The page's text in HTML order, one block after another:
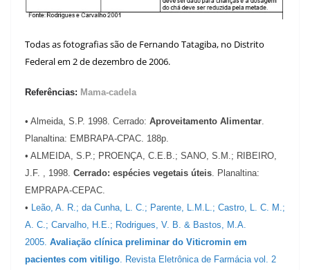
Todas as fotografias são de Fernando Tatagiba, no Distrito
Federal em 2 de dezembro de 2006.
Referências: Mama-cadela
• Almeida, S.P. 1998. Cerrado: Aproveitamento Alimentar
Planaltina: EMBRAPA-CPAC. 188p.
• ALMEIDA, S.P.; PROENÇA, C.E.B.; SANO, S.M.; RIBEIRO,
J.F. , 1998. Cerrado: espécies vegetais úteis . Planaltina:
EMPRAPA-CEPAC.
• Leão, A. R.; da Cunha, L. C.; Parente, L.M.L.; Castro, L. C. M.;
A. C.; Carvalho, H.E.; Rodrigues, V. B. & Bastos, M.A.
2005. Avaliação clínica preliminar do Viticromin em
pacientes com vitiligo . Revista Eletrônica de Farmácia vol. 2